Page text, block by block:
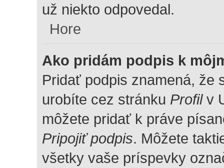
už niekto odpovedal.
Hore
Ako pridám podpis k
Pridať podpis znamená, že
urobíte cez stránku Profilv
môžete pridať k práve
Pripojiť podpis. Môžete
všetky vaše príspevky